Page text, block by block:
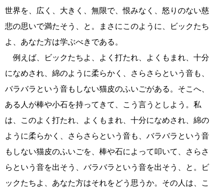
世界を、広く、大きく、無限で、恨みなく、怒りのない慈
悲の思いで満たそう、と。まさにこのように、ビックたち
よ、あなた方は学ぶべきである。
例えば、ビックたちよ、よく打たれ、よくもまれ、十分
になめされ、綿のように柔らかく、さらさらという音も、
バラバラという音もしない猫皮のふいごがある。そこへ、
ある人が棒や小石を持ってきて、こう言うとしよう。私
は、このよく打たれ、よくもまれ、十分になめされ、綿の
ように柔らかく、さらさらという音も、バラバラという音
もしない猫皮のふいごを、棒や石によって叩いて、さらさ
らという音を出そう、バラバラという音を出そう、と。ビ
ックたちよ、あなた方はそれをどう思うか。その人は、こ